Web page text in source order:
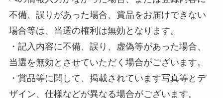
不備、誤りがあった場合、賞品をお届けできない
場合等は、当選の権利は無効となります。
・記入内容に不備、誤り、虚偽等があった場合、
当選を無効とさせていただく場合がございます。
・賞品等に関して、掲載されています写真等とデ
ザイン、仕様などが異なる場合がございます。